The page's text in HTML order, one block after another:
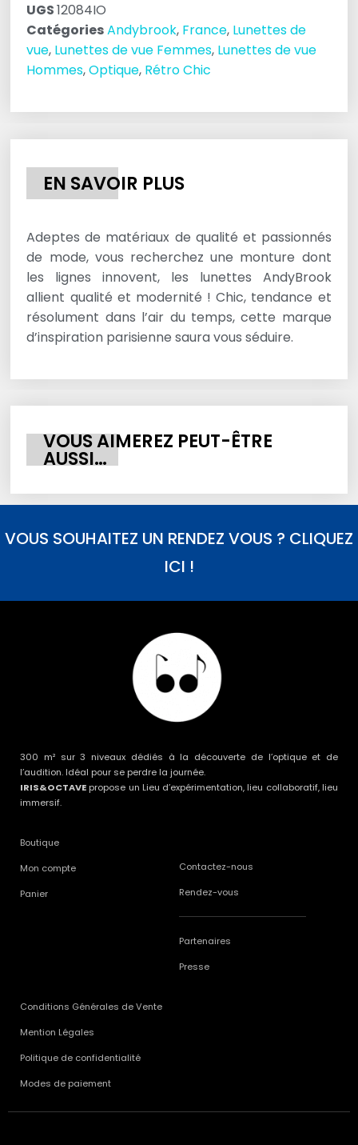
UGS12084IO
CatégoriesAndybrook, France, Lunettes de
vue, Lunettes de vue Femmes, Lunettes de vue
Hommes,Optique, Rétro Chic
EN SAVOIR PLUS
Adeptes de matériaux de qualité et passionnés
de mode, vous recherchez une monture dont
les lignes innovent, les lunettes AndyBrook
allient qualité et modernité ! Chic, tendance et
résolument dans l’air du temps, cette marque
d’inspiration parisienne saura vous séduire.
VOUS AIMEREZ PEUT-ÊTRE
AUSSI…
VOUS SOUHAITEZ UN RENDEZ VOUS ? CLIQUEZ
ICI !
300 m² sur 3 niveaux dédiés à la découverte de l’optique et de
l’audition. Idéal pour se perdre la journée.
IRIS&OCTAVE propose un Lieu d’expérimentation, lieu collaboratif, lieu
immersif.
Boutique
Mon compte
Panier
Contactez-nous
Rendez-vous
Partenaires
Presse
Conditions Générales de Vente
Mention Légales
Politique de confidentialité
Modes de paiement